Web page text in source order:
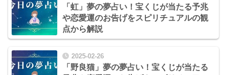
「虹」夢の夢占い！宝くじが当たる予兆
や恋愛運のお告げをスピリチュアルの観
点から解説
2025-02-26
「野良猫」夢の夢占い！宝くじが当たる